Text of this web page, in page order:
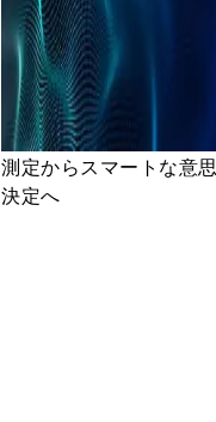
測定からスマートな意思
決定へ